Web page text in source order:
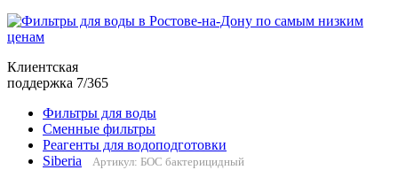
Клиентская
поддержка 7/365
Фильтры для воды
Сменные фильтры
Реагенты для водоподготовки
Siberia
Артикул: БОС бактерицидный